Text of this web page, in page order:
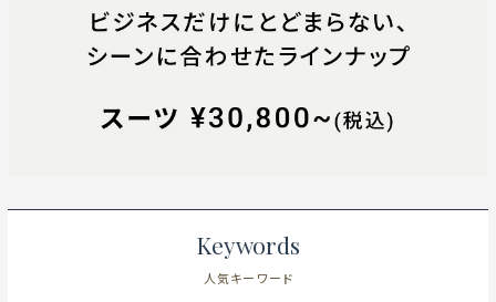
Keywords
人気キーワード